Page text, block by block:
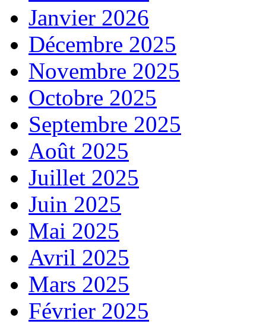
Janvier 2026
Décembre 2025
Novembre 2025
Octobre 2025
Septembre 2025
Août 2025
Juillet 2025
Juin 2025
Mai 2025
Avril 2025
Mars 2025
Février 2025